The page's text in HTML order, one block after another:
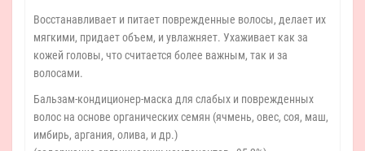
Восстанавливает и питает поврежденные волосы, делает их
мягкими, придает объем, и увлажняет. Ухаживает как за
кожей головы, что считается более важным, так и за
волосами.
Бальзам-кондиционер-маска для слабых и поврежденных
волос на основе органических семян (ячмень, овес, соя, маш,
имбирь, аргания, олива, и др.)